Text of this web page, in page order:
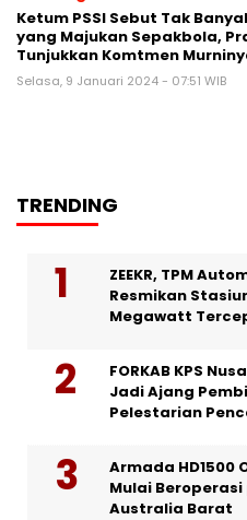
Ketum PSSI Sebut Tak
yang Majukan Sepakbola,
Tunjukkan Komtmen
Selasa, 9 Januari 2024 - 07:51 WIB
TRENDING
ZEEKR, TPM
Resmikan
Megawatt
FORKAB KPS
Jadi Ajang
Pelestarian
Armada HD1500
Mulai
Australia Barat